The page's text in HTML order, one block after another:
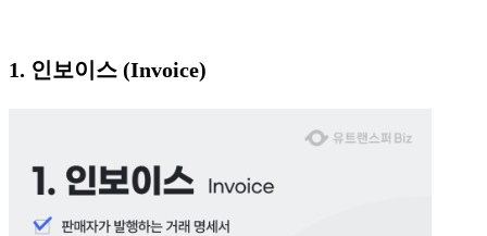
1. 인보이스 (Invoice)